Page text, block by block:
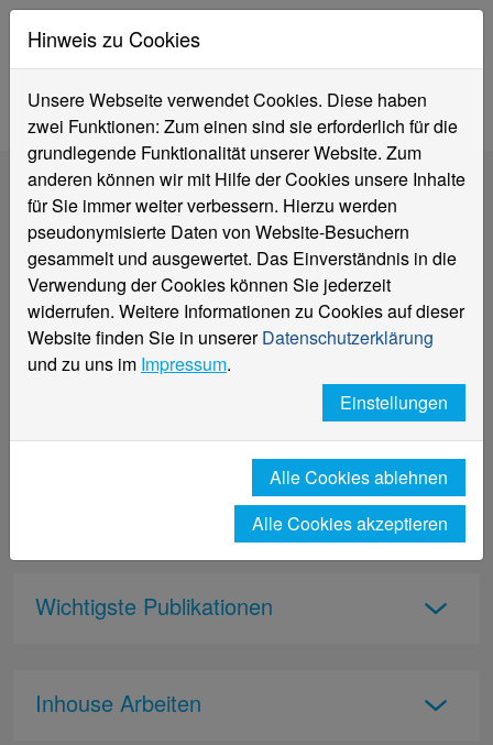
Lehrveranstaltungen
Download von Brückenkurs
Wichtigste Publikationen
Inhouse Arbeiten
Hinweis zu Cookies
Unsere Webseite verwendet Cookies. Diese haben
zwei Funktionen: Zum einen sind sie erforderlich für die
grundlegende Funktionalität unserer Website. Zum
anderen können wir mit Hilfe der Cookies unsere Inhalte
für Sie immer weiter verbessern. Hierzu werden
pseudonymisierte Daten von Website-Besuchern
gesammelt und ausgewertet. Das Einverständnis in die
Verwendung der Cookies können Sie jederzeit
widerrufen. Weitere Informationen zu Cookies auf dieser
Website finden Sie in unsererDatenschutzerklärung
und zu uns im Impressum.
Einstellungen
Alle Cookies ablehnen
Alle Cookies akzeptieren